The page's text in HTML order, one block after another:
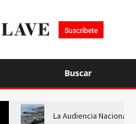
Suscríbete
Buscar
La Audiencia Nacional